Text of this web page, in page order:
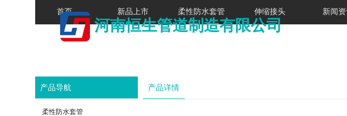
河南恒生管道制造有限公司
首页 新品上市 柔性防水套管 伸缩接头 新闻
产品导航
柔性防水套管
产品详情